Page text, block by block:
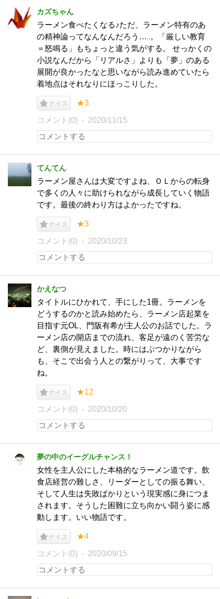
カズちゃん
ラーメン食べたくなる♪ただ、ラーメン特有のあ
の精神論ってなんなんだろう…‥。「厳しい教育
＝怒鳴る」もちょっと違う気がする。 せっかくの
小説なんだから「リアルさ」よりも「夢」のある
展開が良かったなと思いながら読み進めていたら
着地点はそれなりにほっこりした。
ナイス ★3
コメント(0) 2020/11/15
てんてん
ラーメン屋さんは大変ですよね、ＯＬからの転身
で多くの人々に助けられながら成長していく物語
です。最後の終わり方はよかったですね。
ナイス ★3
コメント(0) 2020/10/23
かえなつ
タイトルにひかれて、手にした1冊。ラーメンを
どうするのかと読み始めたら、ラーメン店起業を
目指す元OL、門阪有希が主人公のお話でした。ラ
ーメン店の開店までの流れ、客足が遠のく苦労な
ど、裏側が見えました。時にはぶつかりながら
も、そこで出会う人との繋がりって、大事です
ね。
ナイス ★12
コメント(0) 2020/10/20
夢の中のイーグルチャンス！
女性を主人公にした本格的なラーメン道です。飲
食店経営の難しさ、リーダーとしての振る舞い、
そして人生は失敗ばかりという現実感に身につま
されます。そうした困難に立ち向かい闘う姿に感
動します。いい物語です。
ナイス ★4
コメント(0) 2020/09/15